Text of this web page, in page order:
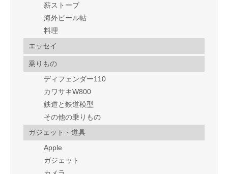
薪ストーブ
海外ビール帖
料理
エッセイ
乗りもの
ディフェンダー110
カワサキW800
鉄道と鉄道模型
その他の乗りもの
ガジェット・道具
Apple
ガジェット